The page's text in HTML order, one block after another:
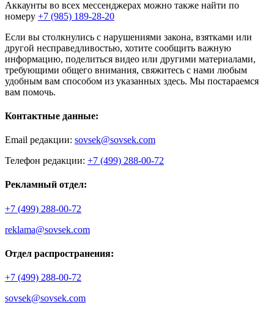
Аккаунты во всех мессенджерах можно также найти по
номеру +7 (985) 189-28-20
Если вы столкнулись с нарушениями закона, взятками или
другой несправедливостью, хотите сообщить важную
информацию, поделиться видео или другими материалами,
требующими общего внимания, свяжитесь с нами любым
удобным вам способом из указанных здесь. Мы постараемся
вам помочь.
Контактные данные:
Email редакции: sovsek@sovsek.com
Телефон редакции: +7 (499) 288-00-72
Рекламный отдел:
+7 (499) 288-00-72
reklama@sovsek.com
Отдел распространения:
+7 (499) 288-00-72
sovsek@sovsek.com